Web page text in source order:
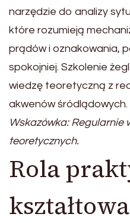
narzędzie do analizy
które rozumieją
prądów i oznakowania,
spokojniej. Szkolenie
wiedzę teoretyczną z
akwenów śródlądowych.
Wskazówka: Regularnie
teoretycznych.
Rola